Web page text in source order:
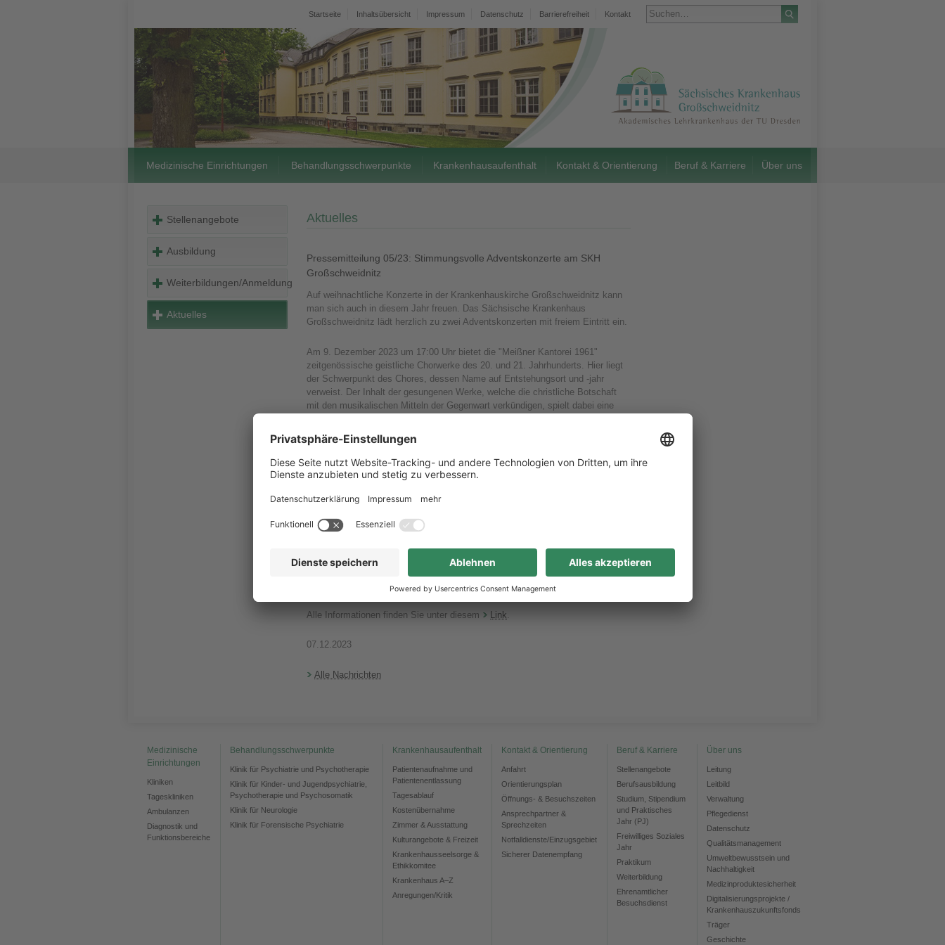
Startseite Inhaltsübersicht Impressum Datenschutz Barrierefreiheit Kontakt
Medizinische Einrichtungen Behandlungsschwerpunkte Krankenhausaufenthalt Kontakt & Orientierung Beruf & Karriere Über uns
Stellenangebote
Ausbildung
Weiterbildungen/Anmeldung
Aktuelles
Aktuelles
Pressemitteilung 05/23: Stimmungsvolle Adventskonzerte am SKH
Großschweidnitz
Auf weihnachtliche Konzerte in der Krankenhauskirche Großschweidnitz kann
man sich auch in diesem Jahr freuen. Das Sächsische Krankenhaus
Großschweidnitz lädt herzlich zu zwei Adventskonzerten mit freiem Eintritt ein.
Am 9. Dezember 2023 um 17:00 Uhr bietet die "Meißner Kantorei 1961"
zeitgenössische geistliche Chorwerke des 20. und 21. Jahrhunderts. Hier liegt
der Schwerpunkt des Chores, dessen Name auf Entstehungsort und -jahr
verweist. Der Inhalt der gesungenen Werke, welche die christliche Botschaft
mit den musikalischen Mitteln der Gegenwart verkündigen, spielt dabei eine
Am 20. Dezember 2023, ebenfalls um 17:00 Uhr, wird das Männerquintett „José
Edaljo“ in der Kirche gastieren. Einer der Sänger ist Dr. med. Sebastian
gemeinsam mit Mitgliedern seiner Familie und es erklingen Weihnachts- und
à capella gesungen werden.
Einlass zu den Konzerten ist jeweils 16:30 Uhr, es gilt freie Platzwahl.
Konzertbesucher nutzen bitte die Parkplätze außerhalb des
Krankenhausgeländes.
Alle Informationen finden Sie unter diesem Link
07.12.2023
Alle Nachrichten
Medizinische
Einrichtungen
Kliniken
Tageskliniken
Ambulanzen
Diagnostik und
Funktionsbereiche
Behandlungsschwerpunkte
Klinik für Psychiatrie und Psychotherapie
Klinik für Kinder- und Jugendpsychiatrie,
Psychotherapie und Psychosomatik
Klinik für Neurologie
Klinik für Forensische Psychiatrie
Krankenhausaufenthalt
Patientenaufnahme und
Patientenentlassung
Tagesablauf
Kostenübernahme
Zimmer & Ausstattung
Kulturangebote & Freizeit
Krankenhausseelsorge &
Ethikkomitee
Krankenhaus A–Z
Anregungen/Kritik
Kontakt & Orientierung
Anfahrt
Orientierungsplan
Öffnungs- & Besuchszeiten
Ansprechpartner &
Sprechzeiten
Notfalldienste/Einzugsgebiet
Sicherer Datenempfang
Beruf & Karriere
Stellenangebote
Berufsausbildung
Studium, Stipendium
und Praktisches
Jahr (PJ)
Freiwilliges Soziales
Jahr
Praktikum
Weiterbildung
Ehrenamtlicher
Besuchsdienst
Über uns
Leitung
Leitbild
Verwaltung
Pflegedienst
Datenschutz
Qualitätsmanagement
Umweltbewusstsein und
Nachhaltigkeit
Medizinproduktesicherheit
Digitalisierungsprojekte /
Krankenhauszukunftsfonds
Träger
Geschichte